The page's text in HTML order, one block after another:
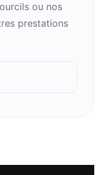
ou nos
prestations